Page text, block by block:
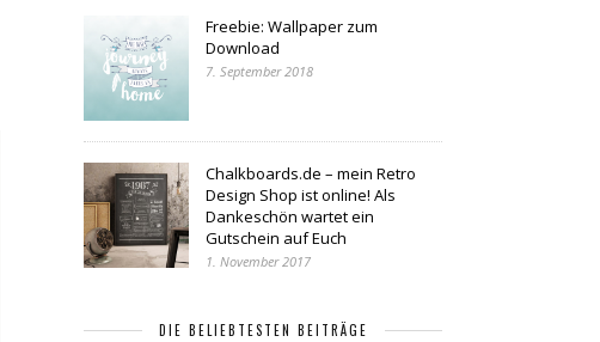
Freebie: Wallpaper zum
Download
7. September 2018
Chalkboards.de – mein Retro
Design Shop ist online! Als
Dankeschön wartet ein
Gutschein auf Euch
1. November 2017
DIE BELIEBTESTEN BEITRÄGE